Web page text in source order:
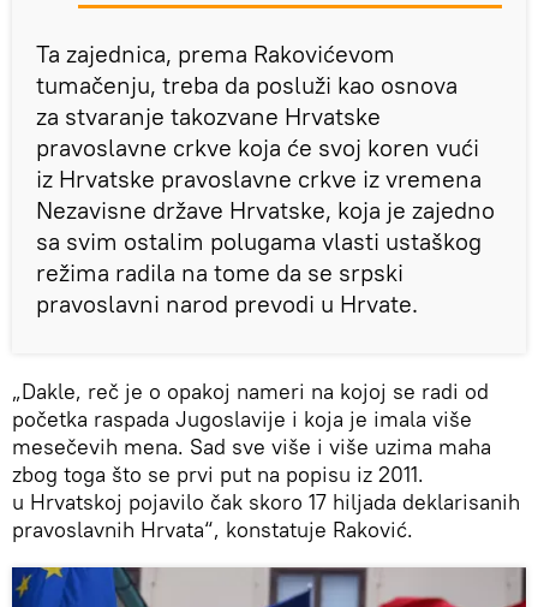
Ta zajednica, prema Rakovićevom
tumačenju, treba da posluži kao osnova
za stvaranje takozvane Hrvatske
pravoslavne crkve koja će svoj koren vući
iz Hrvatske pravoslavne crkve iz vremena
Nezavisne države Hrvatske, koja je zajedno
sa svim ostalim polugama vlasti ustaškog
režima radila na tome da se srpski
pravoslavni narod prevodi u Hrvate.
„Dakle, reč je o opakoj nameri na kojoj se radi od
početka raspada Jugoslavije i koja je imala više
mesečevih mena. Sad sve više i više uzima maha
zbog toga što se prvi put na popisu iz 2011.
u Hrvatskoj pojavilo čak skoro 17 hiljada deklarisanih
pravoslavnih Hrvata“, konstatuje Raković.